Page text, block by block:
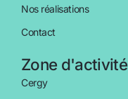
Nos réalisations
Contact
Zone d'activité
Cergy